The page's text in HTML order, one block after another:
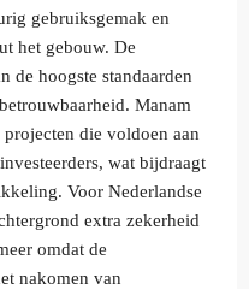
gebruiksgemak en
het gebouw. De
de hoogste standaarden
Manam
die voldoen aan
wat bijdraagt
Voor Nederlandse
extra zekerheid
omdat de
nakomen van